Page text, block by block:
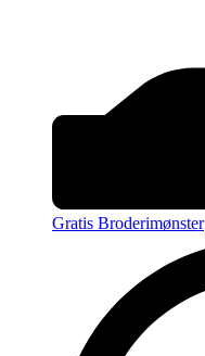
Gratis Broderimønster